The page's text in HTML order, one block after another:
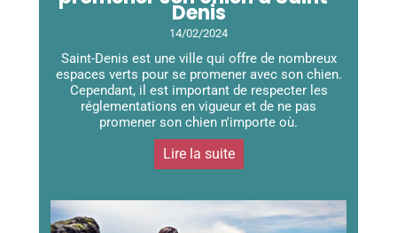
Denis
14/02/2024
Saint-Denis est une ville qui offre de nombreux
espaces verts pour se promener avec son chien.
Cependant, il est important de respecter les
réglementations en vigueur et de ne pas
promener son chien n'importe où.
Lire la suite